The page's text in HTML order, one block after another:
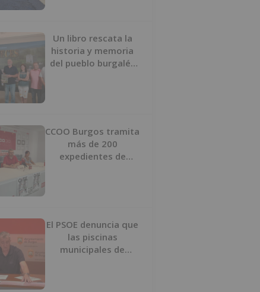
Un libro rescata la
historia y memoria
del pueblo burgalés
CCOO Burgos tramita
más de 200
expedientes de
El PSOE denuncia que
las piscinas
municipales de